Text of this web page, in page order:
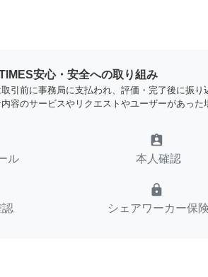
安心・安全への取り組み
引前に事務局に支払われ、評価・完了後に振
容のサービスやリクエストやユーザーがあった
ル
assignment_ind
本人確認
lock
シェアワーカー保険